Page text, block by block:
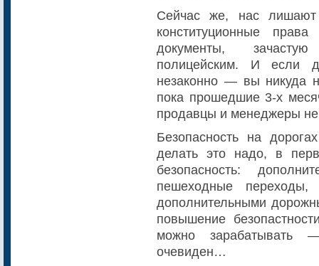
Сейчас же, нас лишают
конституционные
документы,
полицейским. И если
незаконно — вы никуда
пока прошедшие 3-х
продавцы и менеджеры не
Безопасность на
делать это надо, в
безопасность:
пешеходные
дополнительными
повышение
можно зарабатывать
очевиден…